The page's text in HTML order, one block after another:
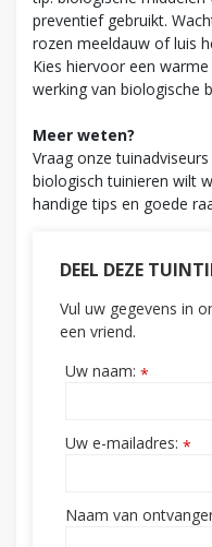
preventief gebruikt.
rozen meeldauw of luis
Kies hiervoor een
werking van biologische
Meer weten?
Vraag onze
biologisch tuinieren wilt
handige tips en goede
DEEL DEZE
Vul uw gegevens in
een vriend.
Uw naam: *
Uw e-mailadres: *
Naam van